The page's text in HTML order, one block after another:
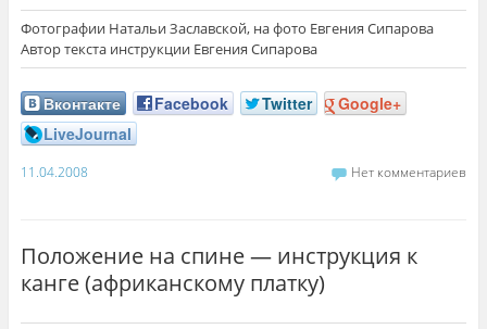
Фотографии Натальи Заславской, на фото Евгения Сипарова
Автор текста инструкции Евгения Сипарова
Вконтакте Facebook Twitter
Google+
LiveJournal
11.04.2008 Нет комментариев
Положение на спине — инструкция к
канге (африканскому платку)